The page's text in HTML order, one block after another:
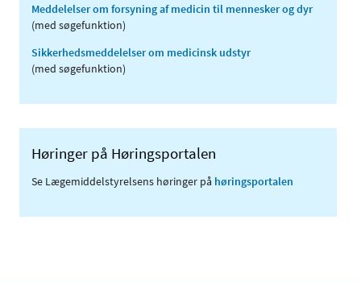
Meddelelser om forsyning af medicin til mennesker og dyr
(med søgefunktion)
Sikkerhedsmeddelelser om medicinsk udstyr
(med søgefunktion)
Høringer på Høringsportalen
Se Lægemiddelstyrelsens høringer på høringsportalen